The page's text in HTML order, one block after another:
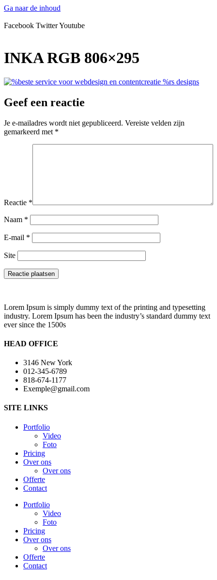
Ga naar de inhoud
Facebook TwitterYoutube
INKA RGB 806×295
Geef een reactie
Je e-mailadres wordt niet gepubliceerd. Vereiste velden zijn
gemarkeerd met *
Reactie *
Naam *
E-mail *
Site
Lorem Ipsum is simply dummy text of the printing and typesetting
industry. Lorem Ipsum has been the industry’s standard dummy text
ever since the 1500s
HEAD OFFICE
3146 New York
012-345-6789
818-674-1177
Exemple@gmail.com
SITE LINKS
Portfolio
Video
Foto
Pricing
Over ons
Over ons
Offerte
Contact
Portfolio
Video
Foto
Pricing
Over ons
Over ons
Offerte
Contact